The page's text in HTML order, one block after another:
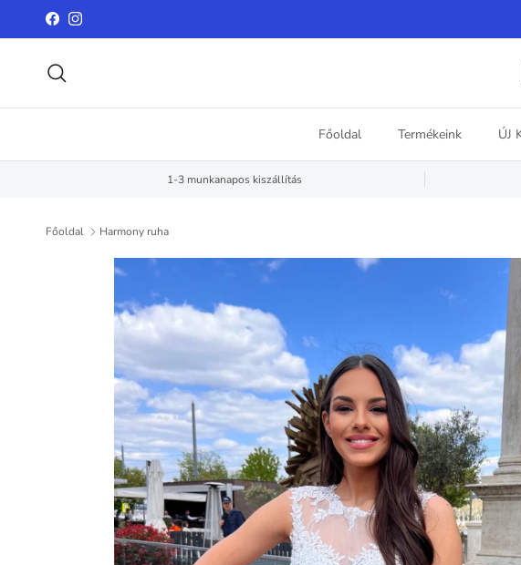
Ugrás a tartalomhoz
FacebookInstagram
Főoldal Termékeink ÚJ
1-3 munkanapos kiszállítás
Főoldal Harmony ruha